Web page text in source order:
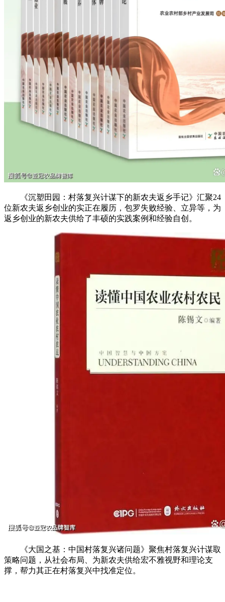
《沉塑田园：村落复兴计谋下的新农夫返乡手记》汇聚24
位新农夫返乡创业的实正在履历，包罗失败经验、立异等，为
返乡创业的新农夫供给了丰硕的实践案例和经验自创。
《大国之基：中国村落复兴诸问题》聚焦村落复兴计谋取
策略问题，从社会布局、为新农夫供给宏不雅视野和理论支
撑，帮力其正在村落复兴中找准定位。